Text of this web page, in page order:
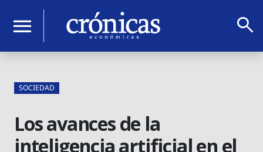
menu search
SOCIEDAD
Los avances de la
inteligencia artificial en el